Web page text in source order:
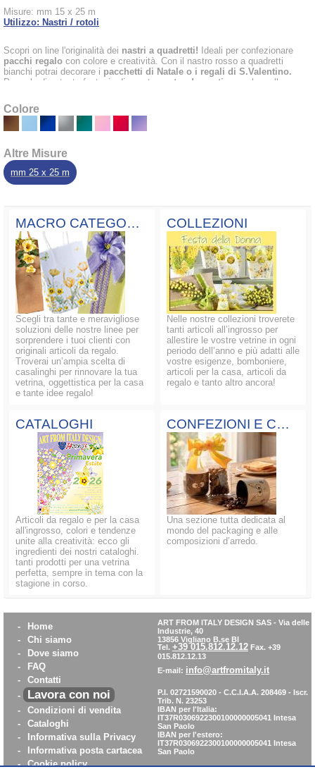
Misure: mm 15 x 25 m
Utilizzo: Nastri / rotoli
Scopri on line l'originalità dei nastri a quadretti! Ideali per confezionare
pacchi regalo con colore e creatività. Con il nastro rosso a quadretti
bianchi potrai decorare i pacchetti di Natale o i regali di S.Valentino.
Prova la divertente fantasia di questo
nastro decorativo
anche sulle
Colore
Altre Misure
mm 25 x 25 m
MACRO CATEGORIE
Scegli tra tante e meravigliose
soluzioni delle nostre linee per
sorprendere i tuoi clienti con
originali articoli da regalo.
Troverai un’ampia scelta di
casalinghi per rinnovare la tua
vetrina, oggettistica per la casa
e tante idee regalo!
COLLEZIONI
Nelle nostre collezioni troverete
tanti articoli all’ingrosso per
allestire le vostre vetrine in ogni
periodo dell’anno e più adatti alle
vostre esigenze, bomboniere,
articoli per la casa, articoli da
regalo e tanto altro ancora!
CATALOGHI
Articoli da regalo e per la casa
all'ingrosso, colori e tendenze
unite alla creatività: ecco gli
ingredienti dei nostri cataloghi.
tanti prodotti per una vetrina
perfetta, sempre in tema con la
stagione in corso.
CONFEZIONI E COMPOSIZIONI
Una sezione tutta dedicata al
mondo del packaging e alle
composizioni d’arredo.
-
Home
-
Chi siamo
-
Dove siamo
-
FAQ
-
Contatti
-
Lavora con noi
-
Condizioni di vendita
-
Cataloghi
-
Informativa sulla Privacy
-
Informativa posta cartacea
- Cookie policy
ART FROM ITALY DESIGN SAS - Via delle
Industrie, 40
13856 Vigliano B.se BI
Tel. +39 015.812.12.12 Fax. +39
015.812.12.13
E-mail: info@artfromitaly.it
P.I. 02721590020 - C.C.I.A.A. 208469 - Iscr.
Trib. N. 23253
IBAN per l'Italia:
IT37R0306922300100000005041 Intesa
San Paolo
IBAN per l'estero:
IT37R0306922300100000005041 Intesa
San Paolo